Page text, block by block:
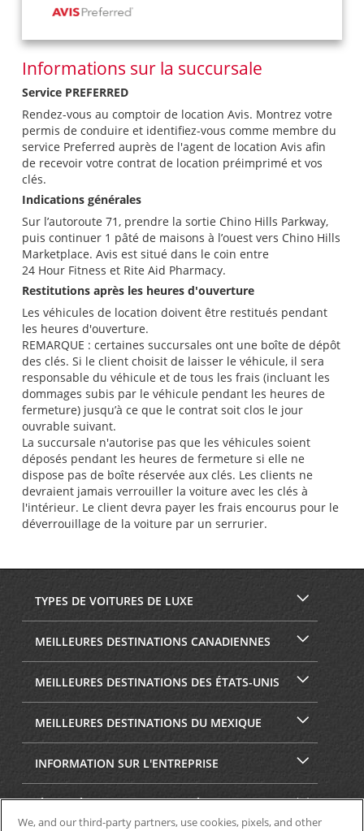
Informations sur la succursale
Service PREFERRED
Rendez-vous au comptoir de location Avis. Montrez votre
permis de conduire et identifiez-vous comme membre du
service Preferred auprès de l'agent de location Avis afin
de recevoir votre contrat de location préimprimé et vos
clés.
Indications générales
Sur l’autoroute 71, prendre la sortie Chino Hills Parkway,
puis continuer 1 pâté de maisons à l’ouest vers Chino Hills
Marketplace. Avis est situé dans le coin entre
24 Hour Fitness et Rite Aid Pharmacy.
Restitutions après les heures d'ouverture
Les véhicules de location doivent être restitués pendant
les heures d'ouverture.
REMARQUE : certaines succursales ont une boîte de dépôt
des clés. Si le client choisit de laisser le véhicule, il sera
responsable du véhicule et de tous les frais (incluant les
dommages subis par le véhicule pendant les heures de
fermeture) jusqu’à ce que le contrat soit clos le jour
ouvrable suivant.
La succursale n'autorise pas que les véhicules soient
déposés pendant les heures de fermeture si elle ne
dispose pas de boîte réservée aux clés. Les clients ne
devraient jamais verrouiller la voiture avec les clés à
l'intérieur. Le client devra payer les frais encourus pour le
déverrouillage de la voiture par un serrurier.
TYPES DE VOITURES DE LUXE
MEILLEURES DESTINATIONS CANADIENNES
MEILLEURES DESTINATIONS DES ÉTATS-UNIS
MEILLEURES DESTINATIONS DU MEXIQUE
INFORMATION SUR L'ENTREPRISE
SÉCURITÉ ET CONFIDENTIALITÉ
We, and our third-party partners, use cookies, pixels, and other